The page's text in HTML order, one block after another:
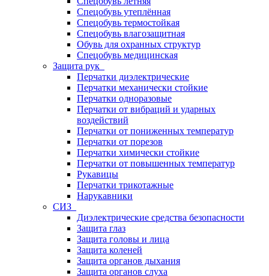
Спецобувь утеплённая
Спецобувь термостойкая
Спецобувь влагозащитная
Обувь для охранных структур
Спецобувь медицинская
Защита рук
Перчатки диэлектрические
Перчатки механически стойкие
Перчатки одноразовые
Перчатки от вибраций и ударных
воздействий
Перчатки от пониженных температур
Перчатки от порезов
Перчатки химически стойкие
Перчатки от повышенных температур
Рукавицы
Перчатки трикотажные
Нарукавники
СИЗ
Диэлектрические средства безопасности
Защита глаз
Защита головы и лица
Защита коленей
Защита органов дыхания
Защита органов слуха